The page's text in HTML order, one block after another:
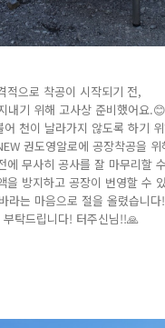
적으로 착공이 시작되기 전,
내기 위해 고사상 준비했어요.😊
천이 날라가지 않도록 하기
권도영알로에 공장착공을 위
에 무사히 공사를 잘 마무리할
을 방지하고 공장이 번영할 수
라는 마음으로 절을 올렸습니다!
부탁드립니다! 터주신님!!🙏